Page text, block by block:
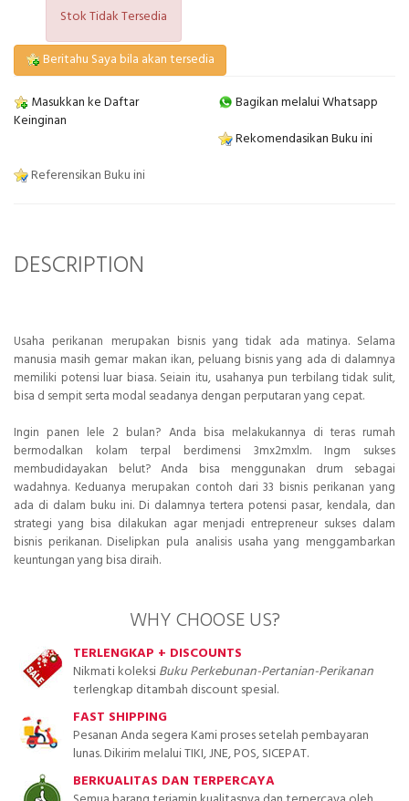
Stok Tidak Tersedia
Beritahu Saya bila akan tersedia
Masukkan ke Daftar
Keinginan
Bagikan melalui Whatsapp
Rekomendasikan Buku ini
Referensikan Buku ini
DESCRIPTION
Usaha perikanan merupakan bisnis yang tidak ada matinya. Selama
manusia masih gemar makan ikan, peluang bisnis yang ada di dalamnya
memiliki potensi luar biasa. Seiain itu, usahanya pun terbilang tidak sulit,
bisa d sempit serta modal seadanya dengan perputaran yang cepat.
Ingin panen lele 2 bulan? Anda bisa melakukannya di teras rumah
bermodalkan kolam terpal berdimensi 3mx2mxlm. Ingm sukses
membudidayakan belut? Anda bisa menggunakan drum sebagai
wadahnya. Keduanya merupakan contoh dari 33 bisnis perikanan yang
ada di dalam buku ini. Di dalamnya tertera potensi pasar, kendala, dan
strategi yang bisa dilakukan agar menjadi entrepreneur sukses dalam
bisnis perikanan. Diselipkan pula analisis usaha yang menggambarkan
keuntungan yang bisa diraih.
WHY CHOOSE US?
TERLENGKAP + DISCOUNTS
Nikmati koleksiBuku Perkebunan-Pertanian-Perikanan
terlengkap ditambah discount spesial.
FAST SHIPPING
Pesanan Anda segera Kami proses setelah pembayaran
lunas. Dikirim melalui TIKI, JNE, POS, SICEPAT.
BERKUALITAS DAN TERPERCAYA